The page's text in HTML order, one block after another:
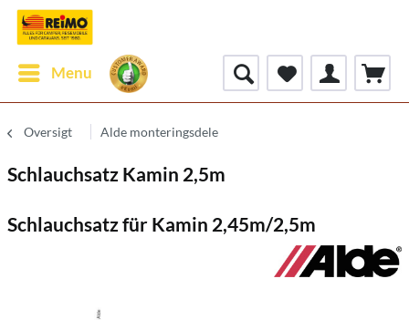
Menu
Oversigt Alde monteringsdele
Schlauchsatz Kamin 2,5m
Schlauchsatz für Kamin 2,45m/2,5m